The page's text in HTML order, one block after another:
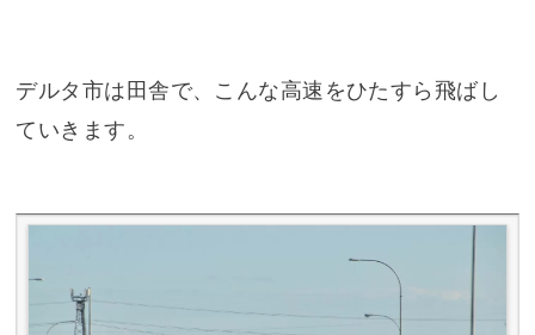
デルタ市は田舎で、こんな高速をひたすら飛ばし
ていきます。